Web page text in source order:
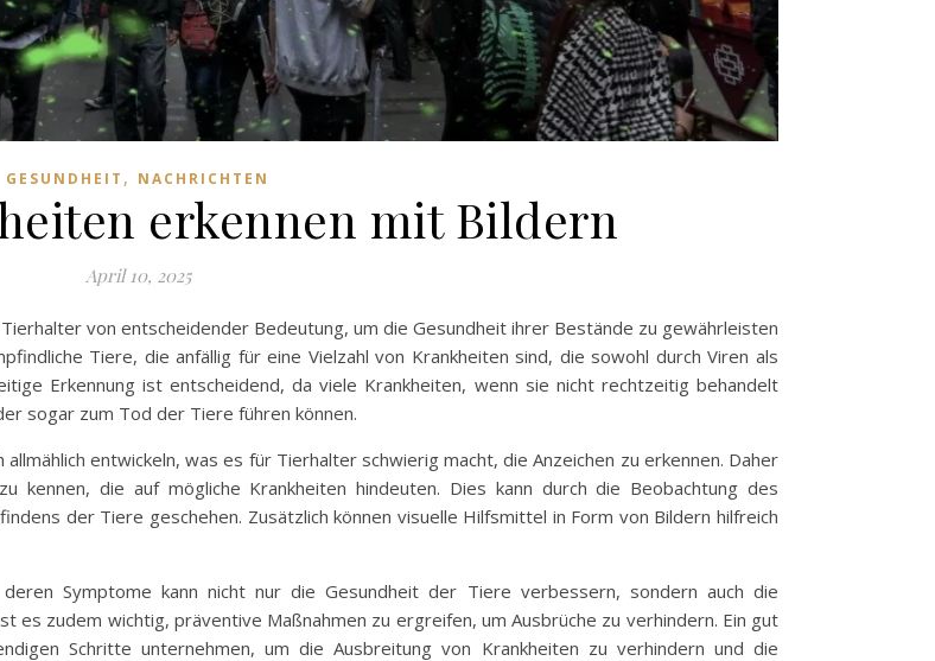
GESUNDHEIT , NACHRICHTEN
erkennen mit Bildern
April 10, 2025
von entscheidender Bedeutung, um die Gesundheit ihrer Bestände zu gewährleisten
Tiere, die anfällig für eine Vielzahl von Krankheiten sind, die sowohl durch Viren als
Erkennung ist entscheidend, da viele Krankheiten, wenn sie nicht rechtzeitig behandelt
sogar zum Tod der Tiere führen können.
entwickeln, was es für Tierhalter schwierig macht, die Anzeichen zu erkennen. Daher
kennen, die auf mögliche Krankheiten hindeuten. Dies kann durch die Beobachtung des
der Tiere geschehen. Zusätzlich können visuelle Hilfsmittel in Form von Bildern hilfreich
Symptome kann nicht nur die Gesundheit der Tiere verbessern, sondern auch die
zudem wichtig, präventive Maßnahmen zu ergreifen, um Ausbrüche zu verhindern. Ein gut
Schritte unternehmen, um die Ausbreitung von Krankheiten zu verhindern und die